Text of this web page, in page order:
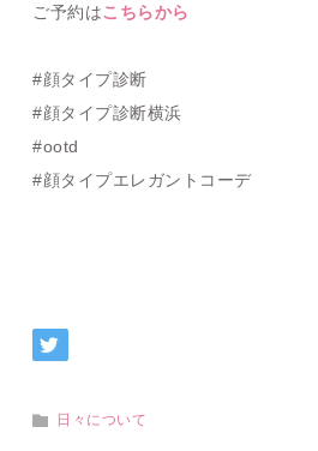
ご予約はこちらから
#顔タイプ診断
#顔タイプ診断横浜
#ootd
#顔タイプエレガントコーデ
日々について